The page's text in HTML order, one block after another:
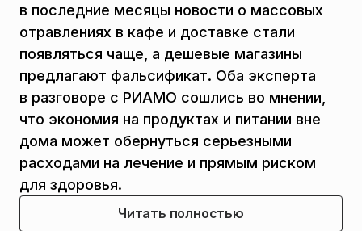
в последние месяцы новости о массовых
отравлениях в кафе и доставке стали
появляться чаще, а дешевые магазины
предлагают фальсификат. Оба эксперта
в разговоре с РИАМО сошлись во мнении,
что экономия на продуктах и питании вне
дома может обернуться серьезными
расходами на лечение и прямым риском
для здоровья.
Читать полностью